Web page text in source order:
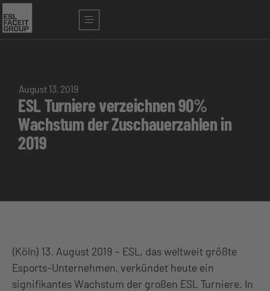
August 13, 2019
ESL Turniere verzeichnen 90%
Wachstum der Zuschauerzahlen in
2019
(Köln) 13. August 2019 – ESL, das weltweit größte
Esports-Unternehmen, verkündet heute ein
signifikantes Wachstum der großen ESL Turniere. In